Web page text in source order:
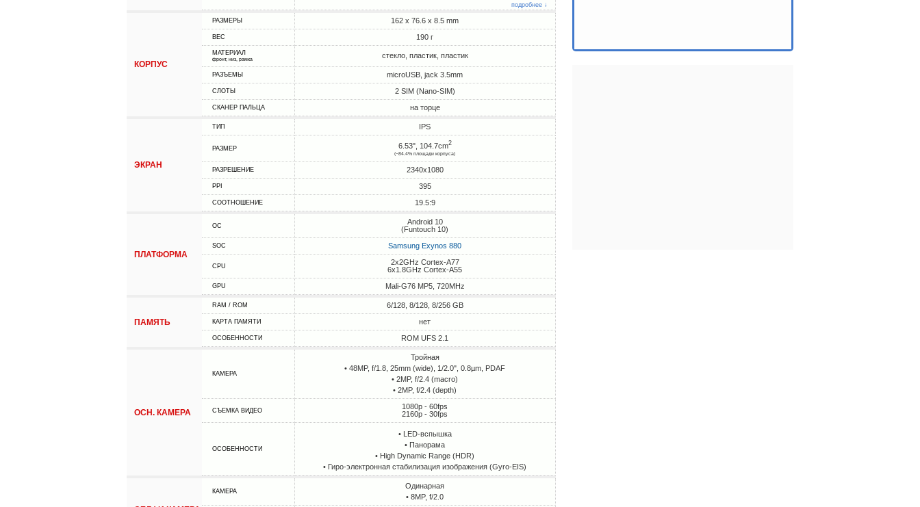
подробнее ↓
КОРПУС
РАЗМЕРЫ 162 x 76.6 x 8.5 mm
ВЕС 190 г
МАТЕРИАЛ
фронт, низ, рамка стекло, пластик, пластик
РАЗЪЕМЫ microUSB, jack 3.5mm
СЛОТЫ 2 SIM (Nano-SIM)
СКАНЕР ПАЛЬЦА на торце
ЭКРАН
ТИП IPS
РАЗМЕР 6.53", 104.7cm2
(~84.4% площади корпуса)
РАЗРЕШЕНИЕ 2340x1080
PPI 395
СООТНОШЕНИЕ 19.5:9
ПЛАТФОРМА
ОС
Android 10
(Funtouch 10)
SOC Samsung Exynos 880
CPU
2x2GHz Cortex-A77
6x1.8GHz Cortex-A55
GPU Mali-G76 MP5, 720MHz
ПАМЯТЬ
RAM / ROM 6/128, 8/128, 8/256 GB
КАРТА ПАМЯТИ нет
ОСОБЕННОСТИ ROM UFS 2.1
ОСН. КАМЕРА
КАМЕРА
Тройная
• 48MP, f/1.8, 25mm (wide), 1/2.0", 0.8µm, PDAF
• 2MP, f/2.4 (macro)
• 2MP, f/2.4 (depth)
СЪЕМКА ВИДЕО
1080p - 60fps
2160p - 30fps
ОСОБЕННОСТИ
• LED-вспышка
• Панорама
• High Dynamic Range (HDR)
• Гиро-электронная стабилизация изображения (Gyro-EIS)
КАМЕРА
Одинарная
• 8MP, f/2.0